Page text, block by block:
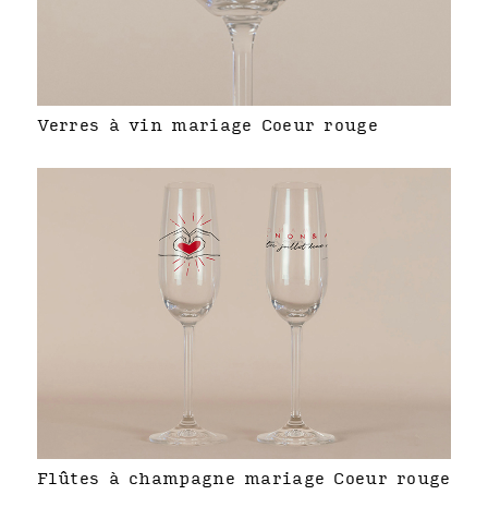
Verres à vin mariage Coeur rouge
Flûtes à champagne mariage Coeur rouge